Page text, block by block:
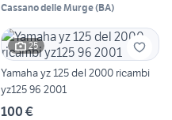
Cassano delle Murge(BA)
25
Yamaha yz 125 del 2000 ricambi
yz125 96 2001
100 €